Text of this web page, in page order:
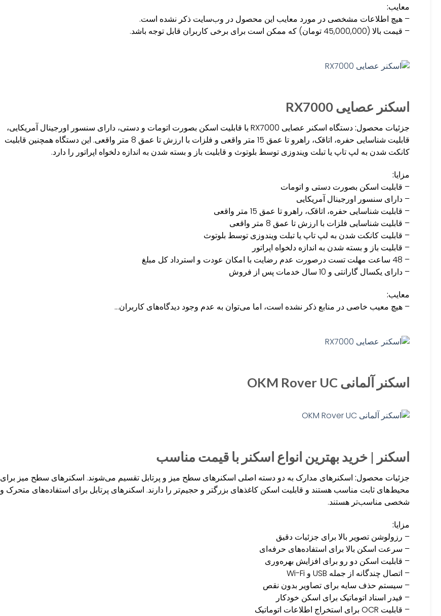
معایب:
– هیچ اطلاعات مشخصی در مورد معایب این محصول در وب‌سایت ذکر نشده است.
– قیمت بالا (45,000,000 تومان) که ممکن است برای برخی کاربران قابل توجه باشد.
اسکنر عصایی RX7000
جزئیات محصول:
دستگاه اسکنر عصایی RX7000 با قابلیت اسکن بصورت اتومات و دستی، دارای سنسور اورجینال آمریکایی،
قابلیت شناسایی حفره، اتاقک، راهرو تا عمق 15 متر واقعی و فلزات با ارزش تا عمق 8 متر واقعی. این دستگاه همچنین قابلیت
کانکت شدن به لپ تاپ یا تبلت ویندوزی توسط بلوتوث و قابلیت باز و بسته شدن به اندازه دلخواه اپراتور را دارد.
مزایا:
– قابلیت اسکن بصورت دستی و اتومات
– دارای سنسور اورجینال آمریکایی
– قابلیت شناسایی حفره، اتاقک، راهرو تا عمق 15 متر واقعی
– قابلیت شناسایی فلزات با ارزش تا عمق 8 متر واقعی
– قابلیت کانکت شدن به لپ تاپ یا تبلت ویندوزی توسط بلوتوث
– قابلیت باز و بسته شدن به اندازه دلخواه اپراتور
– 48 ساعت مهلت تست درصورت عدم رضایت با امکان عودت و استرداد کل مبلغ
– دارای یکسال گارانتی و 10 سال خدمات پس از فروش
معایب:
– هیچ معیب خاصی در منابع ذکر نشده است، اما می‌توان به عدم وجود دیدگاه‌های کاربران…
اسکنر آلمانی OKM Rover UC
اسکنر | خرید بهترین انواع اسکنر با قیمت مناسب
جزئیات محصول: اسکنرهای مدارک به دو دسته اصلی اسکنرهای سطح میز و پرتابل تقسیم می‌شوند. اسکنرهای سطح میز برای
محیط‌های ثابت مناسب هستند و قابلیت اسکن کاغذهای بزرگتر و حجیم‌تر را دارند. اسکنرهای پرتابل برای استفاده‌های متحرک و
شخصی مناسب‌تر هستند.
مزایا:
– رزولوشن تصویر بالا برای جزئیات دقیق
– سرعت اسکن بالا برای استفاده‌های حرفه‌ای
– قابلیت اسکن دو رو برای افزایش بهره‌وری
– اتصال چندگانه از جمله USB و Wi-Fi
– سیستم حذف سایه برای تصاویر بدون نقص
– فیدر اسناد اتوماتیک برای اسکن خودکار
– قابلیت OCR برای استخراج اطلاعات اتوماتیک